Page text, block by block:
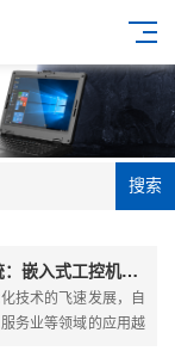
搜索
自行导航多任务机器人的控制系统：嵌入式工控机的作用与优势
术的飞速发展，自
务业等领域的应用越